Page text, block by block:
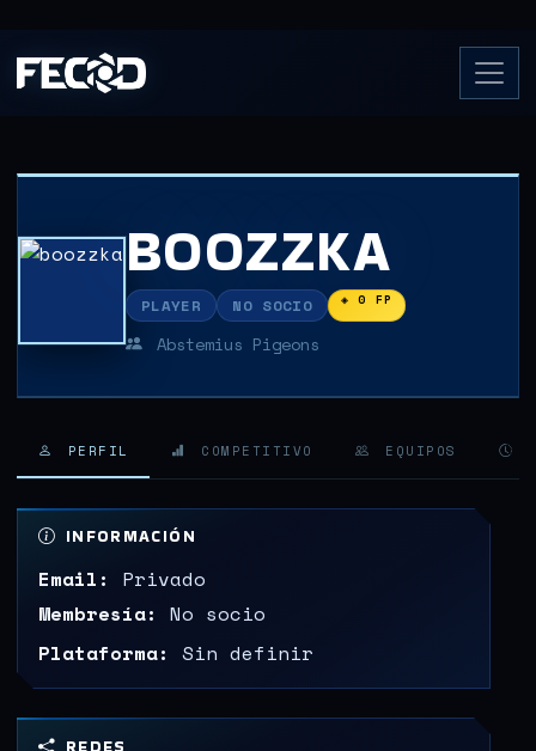
BOOZZKA
PLAYER NO SOCIO ◈ 0 FP
Abstemius Pigeons
PERFIL COMPETITIVO EQUIPOS
INFORMACIÓN
Email:
Privado
Membresía: No socio
Plataforma: Sin definir